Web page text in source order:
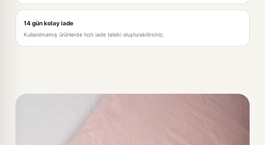
14 gün kolay iade
Kullanılmamış ürünlerde hızlı iade talebi oluşturabilirsiniz.